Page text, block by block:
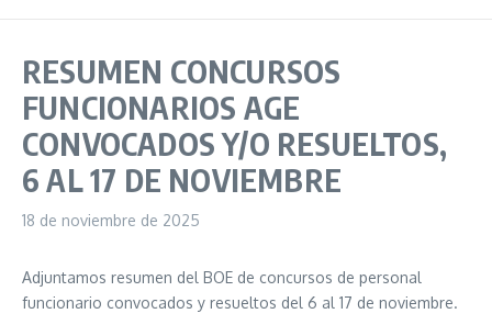
RESUMEN CONCURSOS
FUNCIONARIOS AGE
CONVOCADOS Y/O RESUELTOS,
6 AL 17 DE NOVIEMBRE
18 de noviembre de 2025
Adjuntamos resumen del BOE de concursos de personal
funcionario convocados y resueltos del 6 al 17 de noviembre.